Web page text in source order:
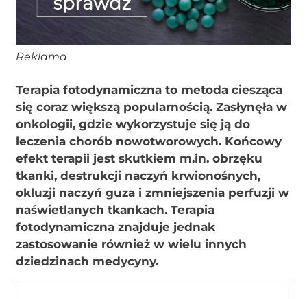
Reklama
Terapia fotodynamiczna to metoda ciesząca
się coraz większą popularnością. Zasłynęła w
onkologii, gdzie wykorzystuje się ją do
leczenia chorób nowotworowych. Końcowy
efekt terapii jest skutkiem m.in. obrzęku
tkanki, destrukcji naczyń krwionośnych,
okluzji naczyń guza i zmniejszenia perfuzji w
naświetlanych tkankach. Terapia
fotodynamiczna znajduje jednak
zastosowanie również w wielu innych
dziedzinach medycyny.